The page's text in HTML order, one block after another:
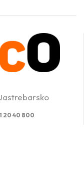
20 40 800